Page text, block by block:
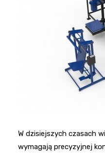
W dzisiejszych czasach
wymagają precyzyjnej